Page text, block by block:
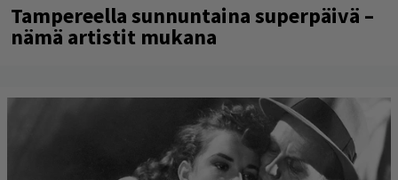
Tampereella sunnuntaina superpäivä –
nämä artistit mukana